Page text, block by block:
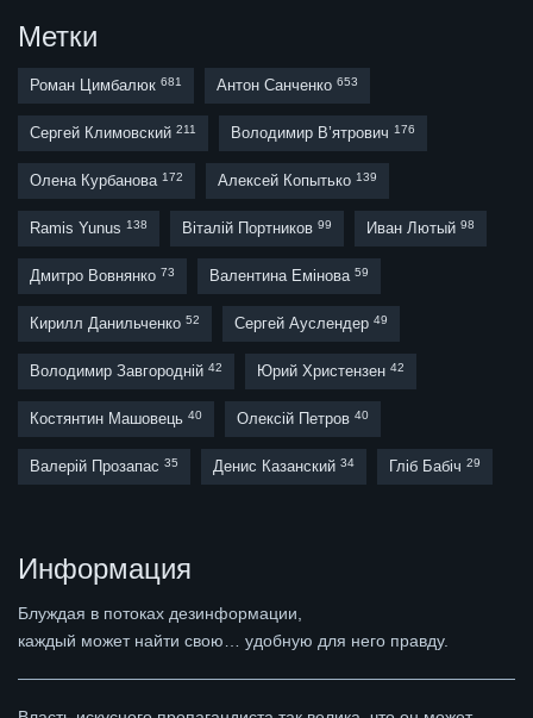
Метки
Роман Цимбалюк 681 Антон Санченко 653
Сергей Климовский 211 Володимир В’ятрович 176
Олена Курбанова 172 Алексей Копытько 139
Ramis Yunus 138 Віталій Портников 99 Иван Лютый 98
Дмитро Вовнянко 73 Валентина Емінова 59
Кирилл Данильченко 52 Сергей Ауслендер 49
Володимир Завгородній 42 Юрий Христензен 42
Костянтин Машовець 40 Олексій Петров 40
Валерій Прозапас 35 Денис Казанский 34 Гліб Бабіч 29
Информация
Блуждая в потоках дезинформации,
каждый может найти свою… удобную для него правду.